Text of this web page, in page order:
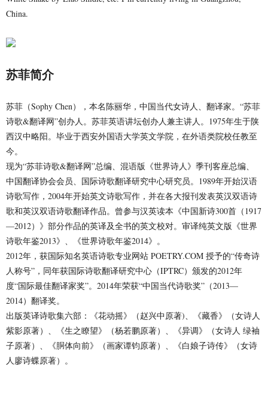
China.
苏菲简介
苏菲（Sophy Chen），本名陈丽华，中国当代女诗人、翻译家。“苏菲
诗歌&翻译网”创办人。苏菲英语讲坛创办人兼主讲人。1975年生于陕
西汉中略阳。毕业于西安外国语大学英文学院，在外语类院校任教至
今。
现为“苏菲诗歌&翻译网”总编、混语版《世界诗人》季刊客座总编、
中国翻译协会会员、国际诗歌翻译研究中心研究员。1989年开始汉语
诗歌写作，2004年开始英文诗歌写作，并在各大报刊发表英汉双语诗
歌和英汉双语诗歌翻译作品。曾参与汉英读本《中国新诗300首（1917
—2012）》部分作品的英译及全书的英文校对。审译纯英文版《世界
诗歌年鉴2013》、《世界诗歌年鉴2014》。
2012年，获国际知名英语诗歌专业网站 POETRY.COM 授予的“传奇诗
人称号”，同年获国际诗歌翻译研究中心（IPTRC）颁发的2012年
度“国际最佳翻译家奖”。2014年荣获“中国当代诗歌奖”（2013—
2014）翻译奖。
出版英译诗歌集六部：《花动摇》（赵兴中原著)、《藏香》（女诗人
紫影原著）、《生之瞭望》（杨若鹏原著）、《异调》（女诗人 绿袖
子原著）、《胴体向前》（画家谭钧原著）、《白娘子诗传》（女诗
人廖诗蝶原著）。